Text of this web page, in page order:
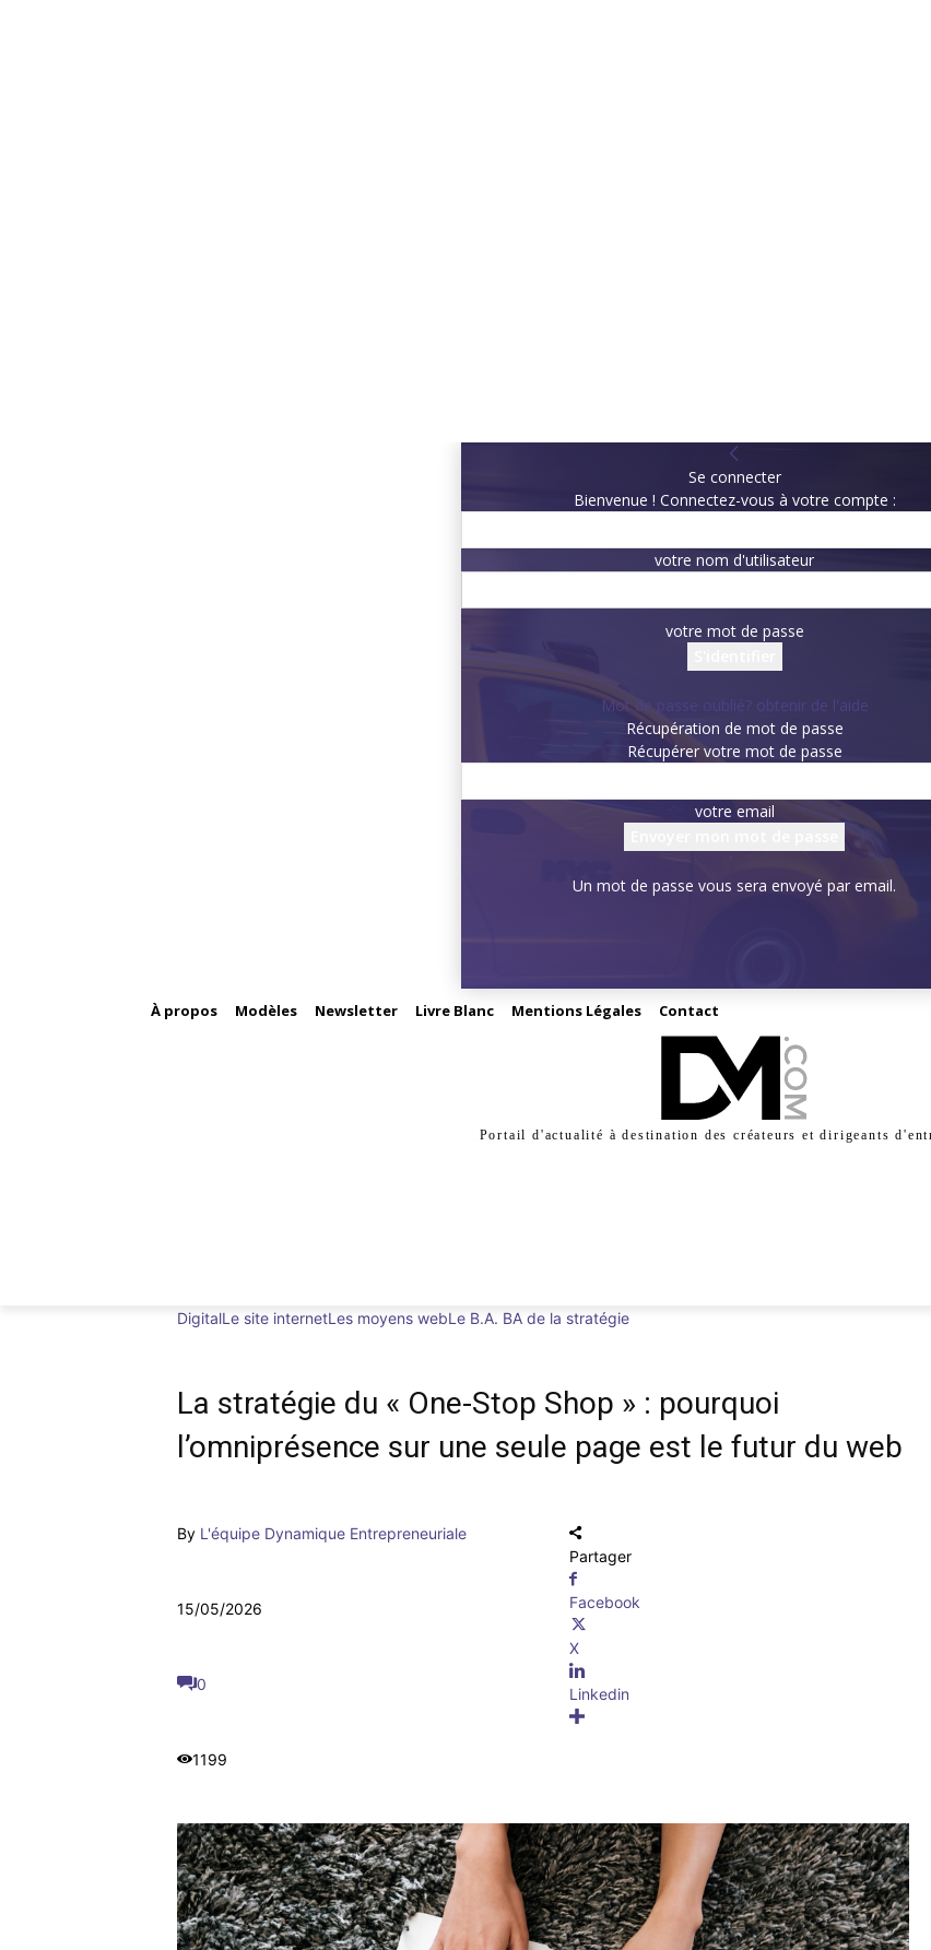
Se connecter
Bienvenue ! Connectez-vous à votre compte :
votre nom d'utilisateur
votre mot de passe
Mot de passe oublié? obtenir de l'aide
Récupération de mot de passe
Récupérer votre mot de passe
votre email
Un mot de passe vous sera envoyé par email.
À propos Modèles Newsletter Livre Blanc Mentions Légales Contact
Portail d'actualité à destination des créateurs et dirigeants
DigitalLe site internetLes moyens webLe B.A. BA de la stratégie
La stratégie du « One-Stop Shop » : pourquoi
l’omniprésence sur une seule page est le futur du web
By L'équipe Dynamique Entrepreneuriale
15/05/2026
0
1199
Partager
Facebook
X
Linkedin